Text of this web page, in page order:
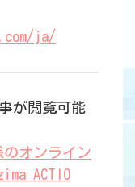
ja/
が閲覧可能
のオンライン
ACTIO